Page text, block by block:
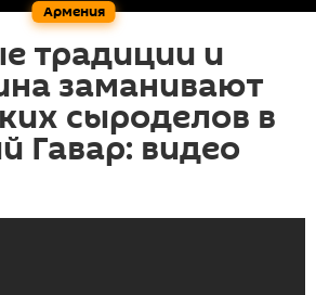
Армения
традиции и
заманивают
сыроделов в
Гавар: видео